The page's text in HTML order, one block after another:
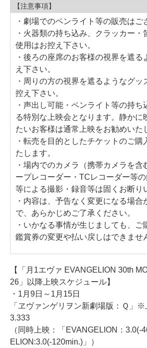
【注意事項】
・劇場でのペンライト等の販売はご
・火器類の持ち込み、クラッカー・
使用はお控え下さい。
・後ろの座席のお客様の視界を遮る
え下さい。
・周りの方の視界を遮るようなグッ
控え下さい。
・声出し可能・ペンライト等の持ち
る特別な上映会となります。静かに
たいお客様は通常上映をお勧めいた
・転売を目的としたチケットのご購
たします。
・場内でのカメラ（携帯カメラを含
ープレコーダー・TCレコーダー等の
等による撮影・録音等は固くお断り
・内容は、予告なく変更になる場合
で、あらかじめご了承ください。
・いかなる事情が生じましても、ご
鑑賞券の変更や払い戻しはできませ
【「月1エヴァ EVANGELION 30th
26」以降上映スケジュール】
・1月9日～1月15日
「ヱヴァンゲリヲン新劇場版：Ｑ」※
3.333
（同時上映：「EVANGELION：3.0(-
ELION:3.0(-120min.)」）